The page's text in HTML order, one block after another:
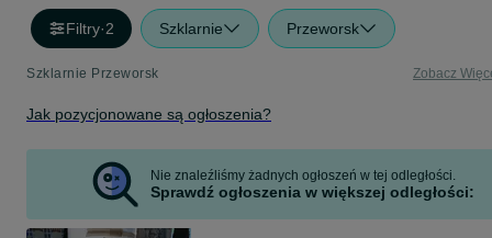
Filtry·2 Szklarnie Przeworsk
Szklarnie Przeworsk Zobacz
Jak pozycjonowane są ogłoszenia?
Nie znaleźliśmy żadnych ogłoszeń w tej odległości.
Sprawdź ogłoszenia w większej odległości: